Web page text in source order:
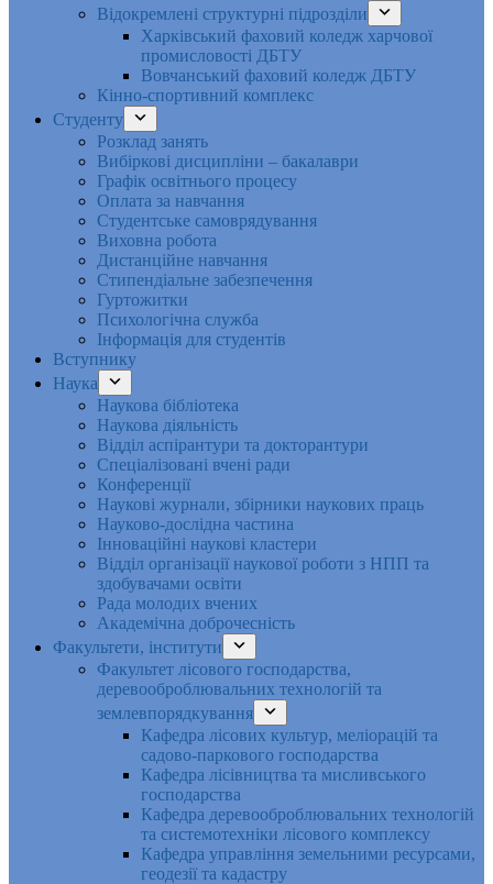
Відокремлені структурні підрозділи
Харківський фаховий коледж харчової
промисловості ДБТУ
Вовчанський фаховий коледж ДБТУ
Кінно-спортивний комплекс
Студенту
Розклад занять
Вибіркові дисципліни – бакалаври
Графік освітнього процесу
Оплата за навчання
Студентське самоврядування
Виховна робота
Дистанційне навчання
Стипендіальне забезпечення
Гуртожитки
Психологічна служба
Інформація для студентів
Вступнику
Наука
Наукова бібліотека
Наукова діяльність
Відділ аспірантури та докторантури
Спеціалізовані вчені ради
Конференції
Наукові журнали, збірники наукових праць
Науково-дослідна частина
Інноваційні наукові кластери
Відділ організації наукової роботи з НПП та
здобувачами освіти
Рада молодих вчених
Академічна доброчесність
Факультети, інститути
Факультет лісового господарства,
деревооброблювальних технологій та
землевпорядкування
Кафедра лісових культур, меліорацій та
садово-паркового господарства
Кафедра лісівництва та мисливського
господарства
Кафедра деревооброблювальних технологій
та системотехніки лісового комплексу
Кафедра управління земельними ресурсами,
геодезії та кадастру